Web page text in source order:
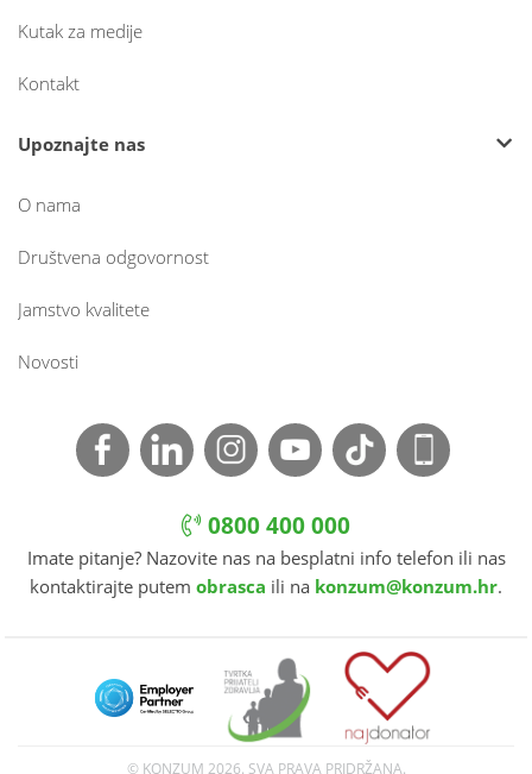
Kutak za medije
Kontakt
Upoznajte nas
O nama
Društvena odgovornost
Jamstvo kvalitete
Novosti
0800 400 000
Imate pitanje? Nazovite nas na besplatni info telefon ili nas
kontaktirajte putem obrasca ili na konzum@konzum.hr.
© KONZUM 2026. SVA PRAVA PRIDRŽANA.